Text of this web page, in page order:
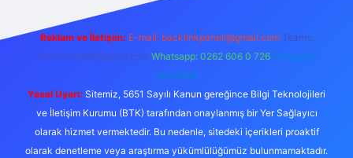
Reklam ve İletişim: E-mail: backlinkpaneli@gmail.com Teams:
forumhizmeti@gmail.com Whatsapp: 0262 606 0 726 Telegram:
@karabul
Yasal Uyarı: Sitemiz, 5651 Sayılı Kanun gereğince Bilgi Teknolojileri
ve İletişim Kurumu (BTK) tarafından onaylanmış bir Yer Sağlayıcı
olarak hizmet vermektedir. Bu nedenle, sitedeki içerikleri proaktif
olarak denetleme veya araştırma yükümlülüğümüz bulunmamaktadır.